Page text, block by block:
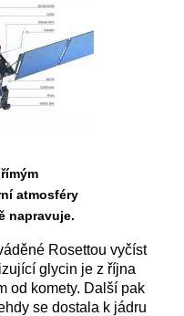
atmosféry
napravuje.
Rosettou vyčíst
glycin je z října
od komety. Další pak
se dostala k jádru